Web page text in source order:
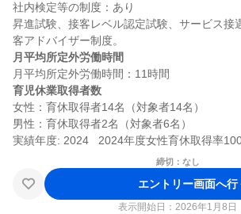
社内検定等の制度：あり
昇進試験、接客レベル認定試験、サービス接
月平均所定外労働時間
育児休業取得者数
女性：育休取得者14名（対象者14名）
男性：育休取得者2名（対象者6名）
締切：なし
エントリー画面へ行
表示開始日：2026年1月8日